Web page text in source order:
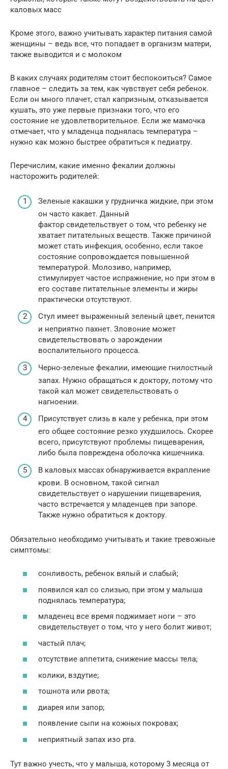
каловых масс
Кроме этого, важно учитывать характер питания самой
женщины – ведь все, что попадает в организм матери,
также выводится и с молоком
В каких случаях родителям стоит беспокоиться? Самое
главное – следить за тем, как чувствует себя ребенок.
Если он много плачет, стал капризным, отказывается
кушать, это уже первые признаки того, что его
состояние не удовлетворительное. Если же мамочка
отмечает, что у младенца поднялась температура –
нужно как можно быстрее обратиться к педиатру.
Перечислим, какие именно фекалии должны
насторожить родителей:
Зеленые какашки у грудничка жидкие, при этом
он часто какает. Данный
фактор свидетельствует о том, что ребенку не
хватает питательных веществ. Также причиной
может стать инфекция, особенно, если такое
состояние сопровождается повышенной
температурой. Молозиво, например,
стимулирует частое испражнение, но при этом в
его составе питательные элементы и жиры
практически отсутствуют.
Стул имеет выраженный зеленый цвет, пенится
и неприятно пахнет. Зловоние может
свидетельствовать о зарождении
воспалительного процесса.
Черно-зеленые фекалии, имеющие гнилостный
запах. Нужно обращаться к доктору, потому что
такой кал может свидетельствовать о
нагноении.
Присутствует слизь в кале у ребенка, при этом
его общее состояние резко ухудшилось. Скорее
всего, присутствуют проблемы пищеварения,
либо была повреждена оболочка кишечника.
В каловых массах обнаруживается вкрапление
крови. В основном, такой сигнал
свидетельствует о нарушении пищеварения,
часто встречается у младенцев при запоре.
Также нужно обратиться к доктору.
Обязательно необходимо учитывать и такие тревожные
симптомы:
сонливость, ребенок вялый и слабый;
появился кал со слизью, при этом у малыша
поднялась температура;
младенец все время поджимает ноги – это
свидетельствует о том, что у него болит живот;
частый плач;
отсутствие аппетита, снижение массы тела;
колики, вздутие;
тошнота или рвота;
диарея или запор;
появление сыпи на кожных покровах;
неприятный запах изо рта.
Тут важно учесть, что у малыша, которому 3 месяца от